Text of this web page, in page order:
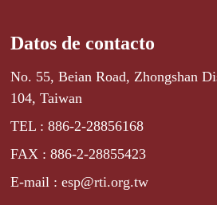
Datos de contacto
No. 55, Beian Road, Zhongshan
104, Taiwan
TEL : 886-2-28856168
FAX : 886-2-28855423
E-mail : esp@rti.org.tw